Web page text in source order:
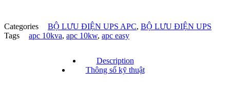
Categories BỘ LƯU ĐIỆN UPS APC, BỘ LƯU ĐIỆN UPS
Tags
apc 10kva, apc 10kw, apc easy
Description
Thông số kỹ thuật